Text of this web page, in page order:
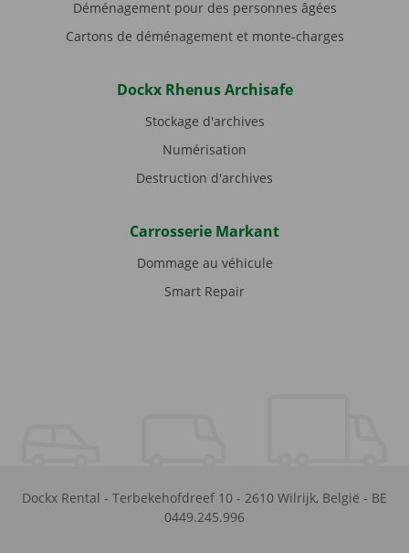
Déménagement pour des personnes âgées
Cartons de déménagement et monte-charges
Dockx Rhenus Archisafe
Stockage d'archives
Numérisation
Destruction d'archives
Carrosserie Markant
Dommage au véhicule
Smart Repair
Dockx Rental - Terbekehofdreef 10 - 2610 Wilrijk, België - BE
0449.245.996